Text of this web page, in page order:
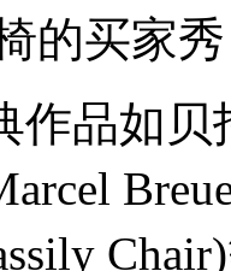
的买家
作品如贝